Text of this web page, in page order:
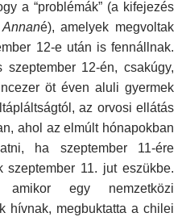
a “problémák” (a kifejezés
é), amelyek megvoltak
12-e után is fennállnak.
szeptember 12-én, csakúgy,
öt éven aluli gyermek
az orvosi ellátás
ahol az elmúlt hónapokban
ha szeptember 11-ére
11. jut eszükbe.
amikor egy nemzetközi
hívnak, megbuktatta a chilei